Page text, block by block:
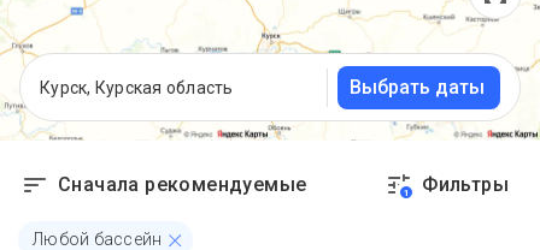
Курск, Курская область Выбрать даты
Сначала рекомендуемые 1 Фильтры
Любой бассейн